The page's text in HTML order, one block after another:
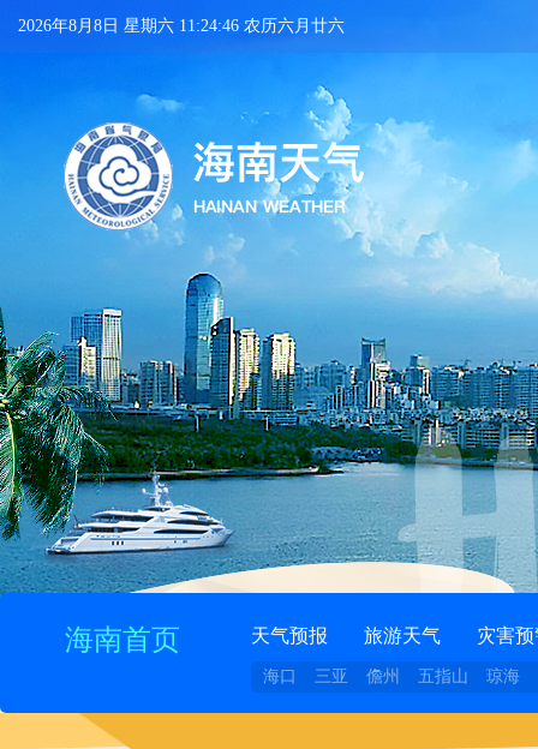
2026年8月8日 星期六 11:24:46 农历六月廿六
海南首页 天气预报 旅游天气 灾害
海口 三亚 儋州 五指山 琼海